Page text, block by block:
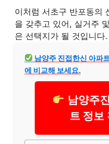
이처럼 서초구 반포동의
을 갖추고 있어, 실거주
은 선택지가 될 것입니다.
남양주 진접한신 아파
에 비교해 보세요.
남양주
트 정보